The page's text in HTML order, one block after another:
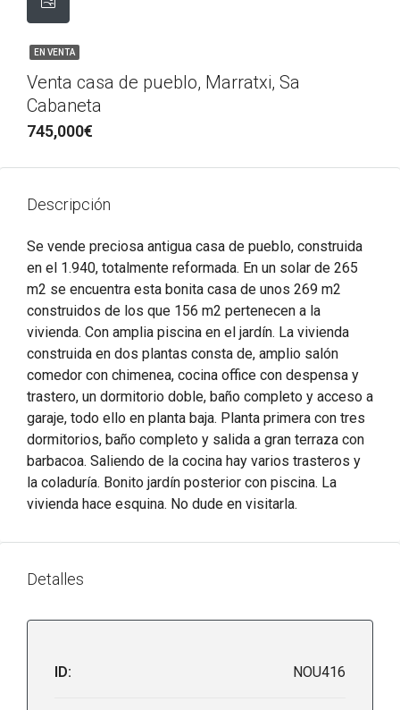
EN VENTA
Venta casa de pueblo, Marratxi, Sa
Cabaneta
745,000€
Descripción
Se vende preciosa antigua casa de pueblo, construida
en el 1.940, totalmente reformada. En un solar de 265
m2 se encuentra esta bonita casa de unos 269 m2
construidos de los que 156 m2 pertenecen a la
vivienda. Con amplia piscina en el jardín. La vivienda
construida en dos plantas consta de, amplio salón
comedor con chimenea, cocina office con despensa y
trastero, un dormitorio doble, baño completo y acceso a
garaje, todo ello en planta baja. Planta primera con tres
dormitorios, baño completo y salida a gran terraza con
barbacoa. Saliendo de la cocina hay varios trasteros y
la coladuría. Bonito jardín posterior con piscina. La
vivienda hace esquina. No dude en visitarla.
Detalles
ID: NOU416